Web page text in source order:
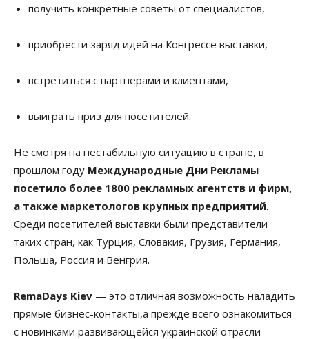
получить конкретные советы от специалистов,
приобрести заряд идей на Конгрессе выставки,
встретиться с партнерами и клиентами,
выиграть приз для посетителей.
Не смотря на нестабильную ситуацию в стране, в
прошлом году Международные Дни Рекламы
посетило более 1800 рекламных агентств и фирм,
а также маркетологов крупных предприятий.
Среди посетителей выставки были представители
таких стран, как Турция, Словакия, Грузия, Германия,
Польша, Россия и Венгрия.
RemaDays Kiev — это отличная возможность наладить
прямые бизнес-контакты,а прежде всего ознакомиться
с новинками развивающейся украинской отрасли